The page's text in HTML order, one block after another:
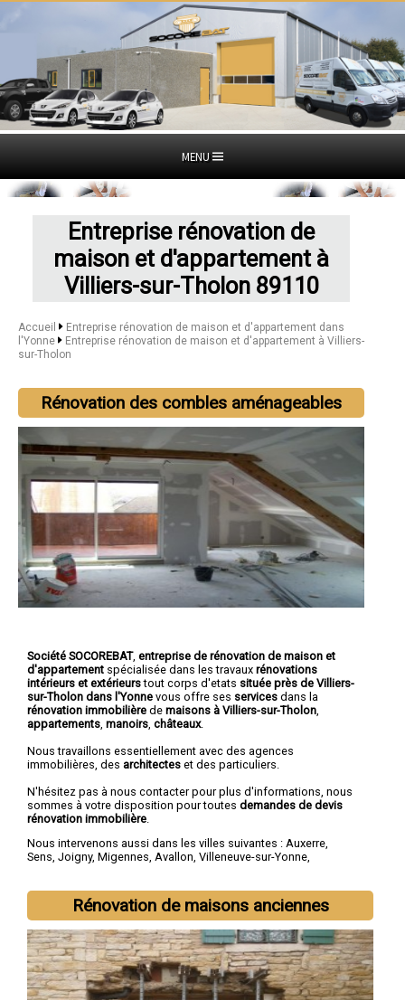
MENU
Entreprise rénovation de
maison et d'appartement à
Villiers-sur-Tholon 89110
Accueil
Entreprise rénovation de maison et d'appartement dans
l'Yonne
Entreprise rénovation de maison et d'appartement à Villiers-
sur-Tholon
Rénovation des combles aménageables
Société SOCOREBAT, entreprise de rénovation de maison et
d'appartement spécialisée dans les travaux rénovations
intérieurs et extérieurstout corps d'etats située près de Villiers-
sur-Tholon dans l'Yonne vous offre ses services dans la
rénovation immobilière de maisons à Villiers-sur-Tholon
appartements manoirs châteaux.
Nous travaillons essentiellement avec des agences
immobilières, des architectes et des particuliers.
N'hésitez pas à nous contacter pour plus d'informations, nous
sommes à votre disposition pour toutes demandes de devis
rénovation immobilière
Nous intervenons aussi dans les villes suivantes : Auxerre,
Sens, Joigny, Migennes, Avallon, Villeneuve-sur-Yonne,
Rénovation de maisons anciennes